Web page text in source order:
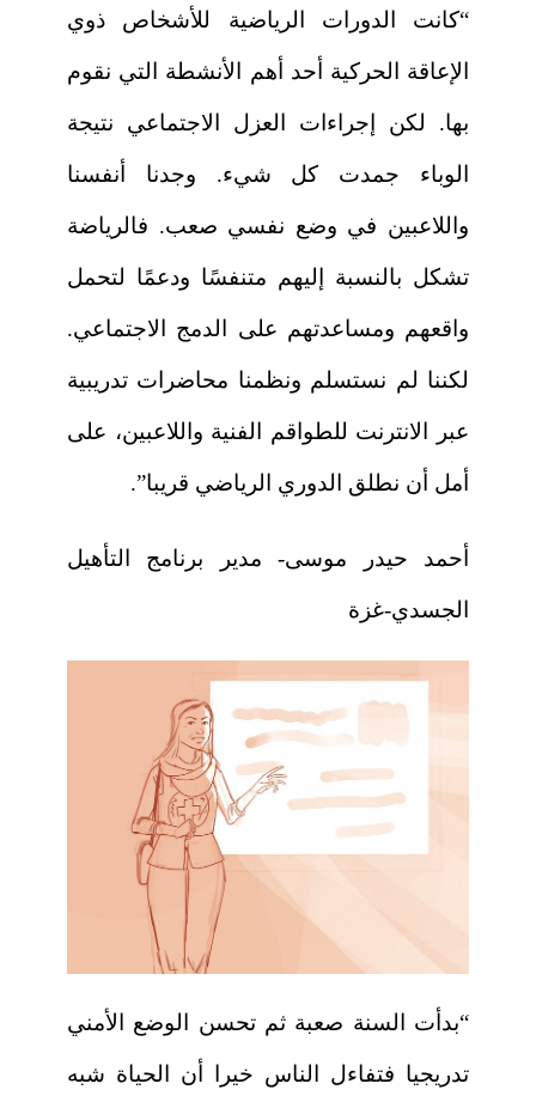
“كانت الدورات الرياضية للأشخاص ذوي
الإعاقة الحركية أحد أهم الأنشطة التي نقوم
بها. لكن إجراءات العزل الاجتماعي نتيجة
الوباء جمدت كل شيء. وجدنا أنفسنا
واللاعبين في وضع نفسي صعب. فالرياضة
تشكل بالنسبة إليهم متنفسًا ودعمًا لتحمل
واقعهم ومساعدتهم على الدمج الاجتماعي.
لكننا لم نستسلم ونظمنا محاضرات تدريبية
عبر الانترنت للطواقم الفنية واللاعبين، على
أمل أن نطلق الدوري الرياضي قريبا”.
أحمد حيدر موسى- مدير برنامج التأهيل
الجسدي-غزة
“بدأت السنة صعبة ثم تحسن الوضع الأمني
تدريجيا فتفاءل الناس خيرا أن الحياة شبه